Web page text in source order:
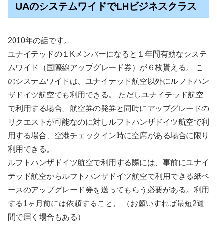
UAのシステムワイドでLHビジネスクラス
2010年の話です。
ユナイテッドの１Kメンバーになると１年間有効なシステ
ムワイド（国際線アップグレード券）が６枚貰える。 こ
のシステムワイドは、ユナイテッド航空以外にルフトハン
ザドイツ航空でも利用できる。 ただしユナイテッド航空
で利用する場合、航空券の発券と同時にアップグレードの
リクエストが可能なのに対しルフトハンザドイツ航空で利
用する場合、空港チェックイン時に空席がある場合に限り
利用できる。
ルフトハンザドイツ航空で利用する際には、事前にユナイ
テッド航空からルフトハンザドイツ航空で利用できる紙ベ
ースのアップグレード券を送ってもらう必要がある。利用
する1ヶ月前には依頼すること。 （お願いすれば最短2週
間で届く場合もある）